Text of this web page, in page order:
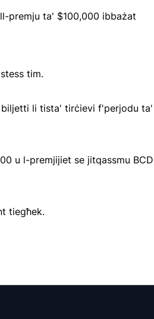
premju ta' $100,000 ibbażat
tim.
li tista' tirċievi f'perjodu ta'
u l-premjijiet se jitqassmu BCD
tiegħek.